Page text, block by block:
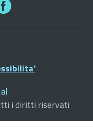
i diritti riservati